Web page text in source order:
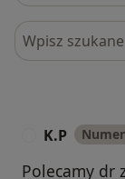
Szukaj w
K.P
Polecamy dr